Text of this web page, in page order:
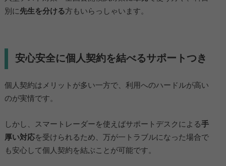
別に 先生を分ける方もいらっしゃいます。
安心安全に個人契約を結べるサポートつき
個人契約はメリットが多い一方で、利用へのハードルが高い
のが実情です。
しかし、スマートレーダーを使えばサポートデスクによる手
厚い対応を受けられるため、万が一トラブルになった場合で
も安心して個人契約を結ぶことが可能です。